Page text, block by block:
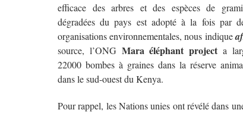
efficace des arbres et des espèces de
dégradées du pays est adopté à la fois par
organisations environnementales, nous indique
source, l’ONG Mara éléphant project a
22000 bombes à graines dans la réserve
dans le sud-ouest du Kenya.
Pour rappel, les Nations unies ont révélé dans